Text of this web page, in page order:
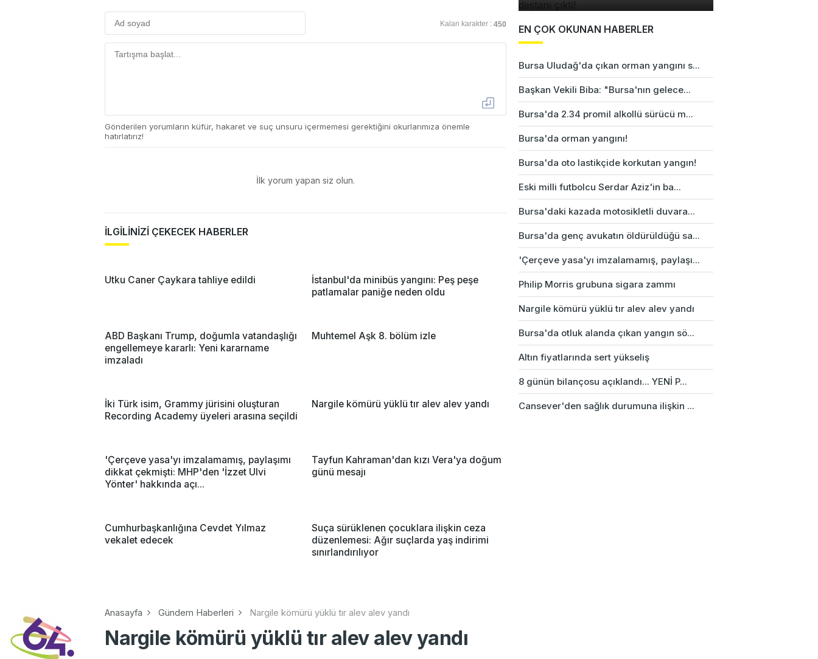
Kalan karakter : 450
Gönderilen yorumların küfür, hakaret ve suç unsuru içermemesi gerektiğini okurlarımıza önemle
hatırlatırız!
İlk yorum yapan siz olun.
İLGİLİNİZİ ÇEKECEK HABERLER
Utku Caner Çaykara tahliye edildi
İstanbul'da minibüs yangını: Peş peşe
patlamalar paniğe neden oldu
ABD Başkanı Trump, doğumla vatandaşlığı
engellemeye kararlı: Yeni kararname
imzaladı
Muhtemel Aşk 8. bölüm izle
İki Türk isim, Grammy jürisini oluşturan
Recording Academy üyeleri arasına seçildi
Nargile kömürü yüklü tır alev alev yandı
'Çerçeve yasa'yı imzalamamış, paylaşımı
dikkat çekmişti: MHP'den 'İzzet Ulvi
Yönter' hakkında açı...
Tayfun Kahraman'dan kızı Vera'ya doğum
günü mesajı
Cumhurbaşkanlığına Cevdet Yılmaz
vekalet edecek
Suça sürüklenen çocuklara ilişkin ceza
düzenlemesi: Ağır suçlarda yaş indirimi
sınırlandırılıyor
EN ÇOK OKUNAN HABERLER
Bursa Uludağ'da çıkan orman yangını s...
Başkan Vekili Biba: "Bursa'nın gelece...
Bursa'da 2.34 promil alkollü sürücü m...
Bursa'da orman yangını!
Bursa'da oto lastikçide korkutan yangın!
Eski milli futbolcu Serdar Aziz'in ba...
Bursa'daki kazada motosikletli duvara...
Bursa'da genç avukatın öldürüldüğü sa...
'Çerçeve yasa'yı imzalamamış, paylaşı...
Philip Morris grubuna sigara zammı
Nargile kömürü yüklü tır alev alev yandı
Bursa'da otluk alanda çıkan yangın sö...
Altın fiyatlarında sert yükseliş
8 günün bilançosu açıklandı... YENİ P...
Cansever'den sağlık durumuna ilişkin ...
Anasayfa Gündem Haberleri Nargile kömürü yüklü tır alev alev yandı
Nargile kömürü yüklü tır alev alev yandı